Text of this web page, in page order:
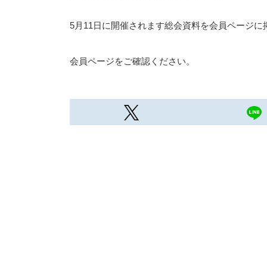
5月11日に開催されます総会資料を会員ページに
会員ページをご確認ください。